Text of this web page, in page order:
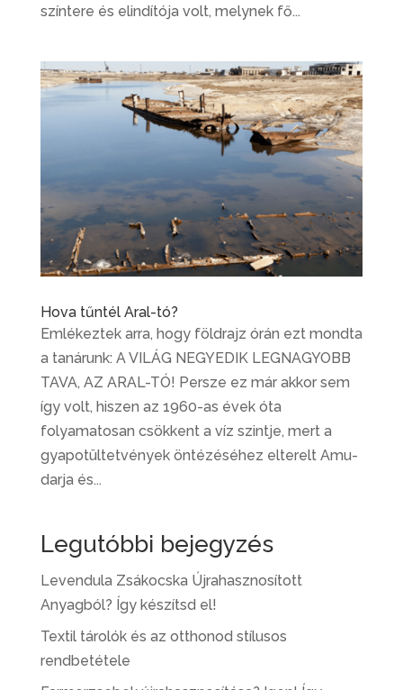
színtere és elindítója volt, melynek fő...
Hova tűntél Aral-tó?
Emlékeztek arra, hogy földrajz órán ezt mondta
a tanárunk: A VILÁG NEGYEDIK LEGNAGYOBB
TAVA, AZ ARAL-TÓ! Persze ez már akkor sem
így volt, hiszen az 1960-as évek óta
folyamatosan csökkent a víz szintje, mert a
gyapotültetvények öntézéséhez elterelt Amu-
darja és...
Legutóbbi bejegyzés
Levendula Zsákocska Újrahasznosított
Anyagból? Így készítsd el!
Textil tárolók és az otthonod stílusos
rendbetétele